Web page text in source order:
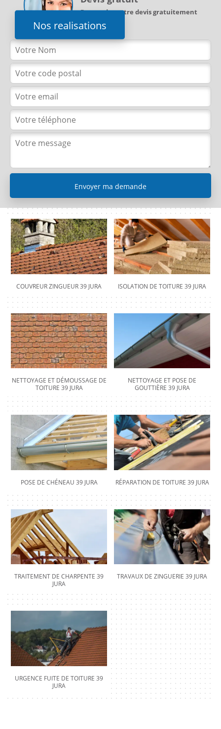
Nos realisations
Demandez votre devis gratuitement
COUVREUR ZINGUEUR 39 JURA ISOLATION DE TOITURE 39 JURA
NETTOYAGE ET DÉMOUSSAGE DE
TOITURE 39 JURA
NETTOYAGE ET POSE DE
GOUTTIÈRE 39 JURA
POSE DE CHÉNEAU 39 JURA RÉPARATION DE TOITURE 39 JURA
TRAITEMENT DE CHARPENTE 39
JURA
TRAVAUX DE ZINGUERIE 39 JURA
URGENCE FUITE DE TOITURE 39
JURA